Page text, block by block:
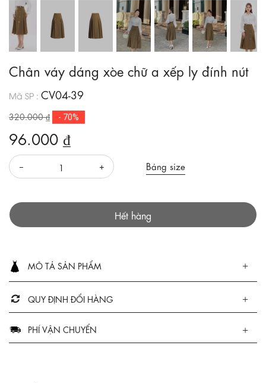
Chân váy dáng xòe chữ a xếp ly đính nút
Mã SP : CV04-39
320.000 ₫ - 70%
96.000 ₫
Bảng size
Hết hàng
MÔ TẢ SẢN PHẨM
QUY ĐỊNH ĐỔI HÀNG
PHÍ VẬN CHUYỂN